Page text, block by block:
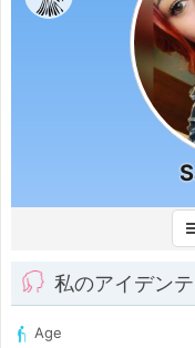
私のアイデン
Age